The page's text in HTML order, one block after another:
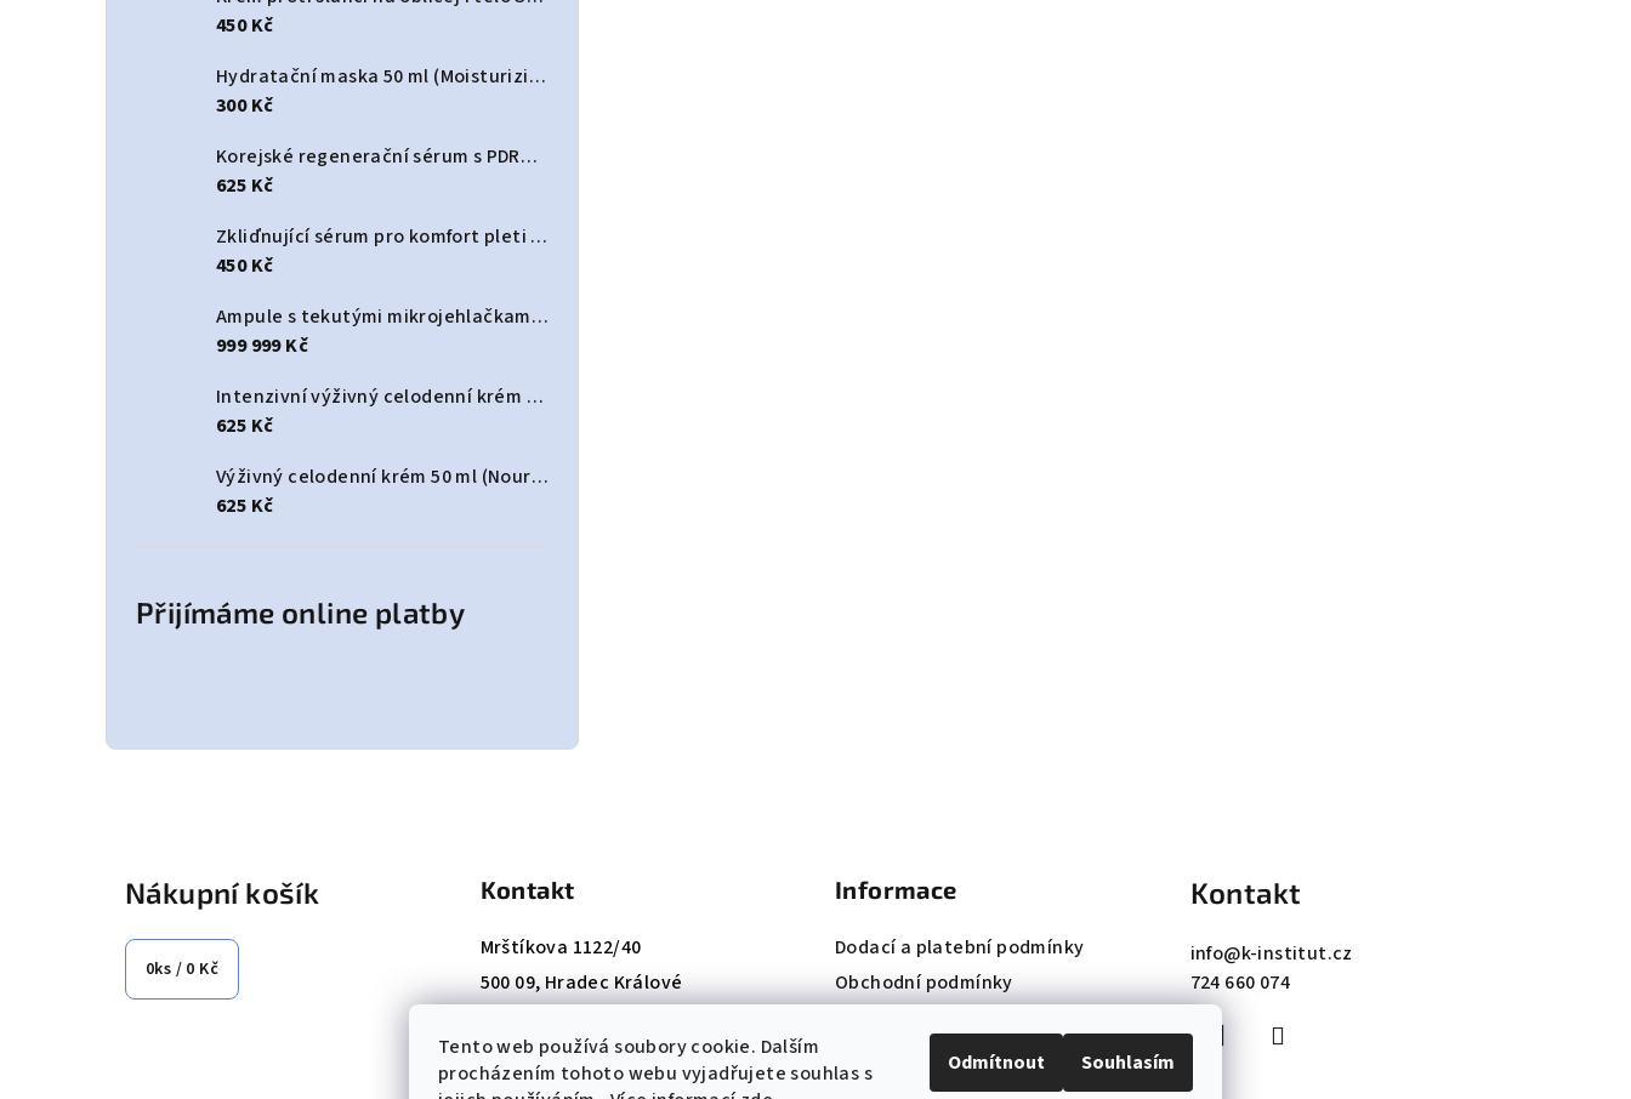
Tento web používá soubory cookie. Dalším
procházením tohoto webu vyjadřujete souhlas s
Odmítnout Souhlasím
450 Kč
Hydratační maska 50 ml (Moisturizing Hydromask)
300 Kč
Korejské regenerační sérum s PDRN a spikulemi 30 ml (Korean Dual PDRN Spicule Serum)
625 Kč
Zkliďnující sérum pro komfort pleti 30 ml (Skin Comfort Serum)
450 Kč
Ampule s tekutými mikrojehlačkami 3000 PPM Korean 50 ml (Korean Liquid Microneedling 3000 PPM ampoule)
999 999 Kč
Intenzivní výživný celodenní krém 50 ml (Deep Nourishing All-Day cream)
625 Kč
Výživný celodenní krém 50 ml (Nourishing All-Day cream)
625 Kč
Přijímáme online platby
Nákupní košík
0ks / 0 Kč
Kontakt
Mrštíkova 1122/40
500 09, Hradec Králové
E-mail:info@k-institut.cz
Informace
Dodací a platební podmínky
Obchodní podmínky
Ochrana osobních údajů
Kontakt
info@k-institut.cz
724 660 074